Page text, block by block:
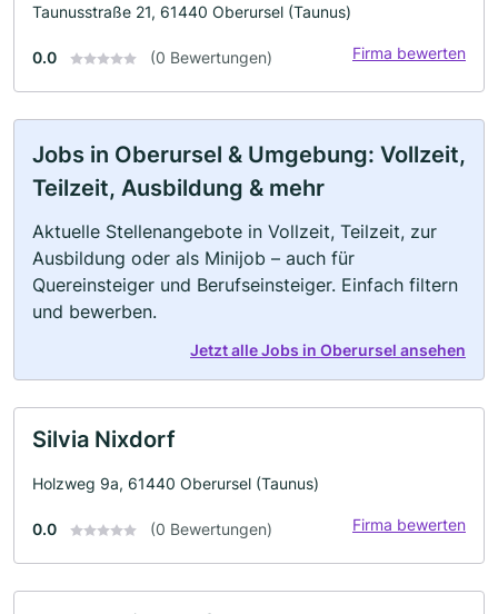
Taunusstraße 21, 61440 Oberursel (Taunus)
0.0 (0 Bewertungen) Firma bewerten
Jobs in Oberursel & Umgebung: Vollzeit,
Teilzeit, Ausbildung & mehr
Aktuelle Stellenangebote in Vollzeit, Teilzeit, zur
Ausbildung oder als Minijob – auch für
Quereinsteiger und Berufseinsteiger. Einfach filtern
und bewerben.
Jetzt alle Jobs in Oberursel ansehen
Silvia Nixdorf
Holzweg 9a, 61440 Oberursel (Taunus)
0.0 (0 Bewertungen) Firma bewerten